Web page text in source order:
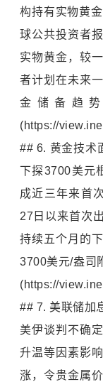
构持有实物黄
球公共投资者
实物黄金，较
者计划在未来
金储备趋
(https://
## 6. 黄金技术
下探3700美元
成近三年来首
27日以来首次
持续五个月的
3700美元/盎司
(https://
## 7. 美联储加
美伊谈判不确
升温等因素影
涨，令贵金属